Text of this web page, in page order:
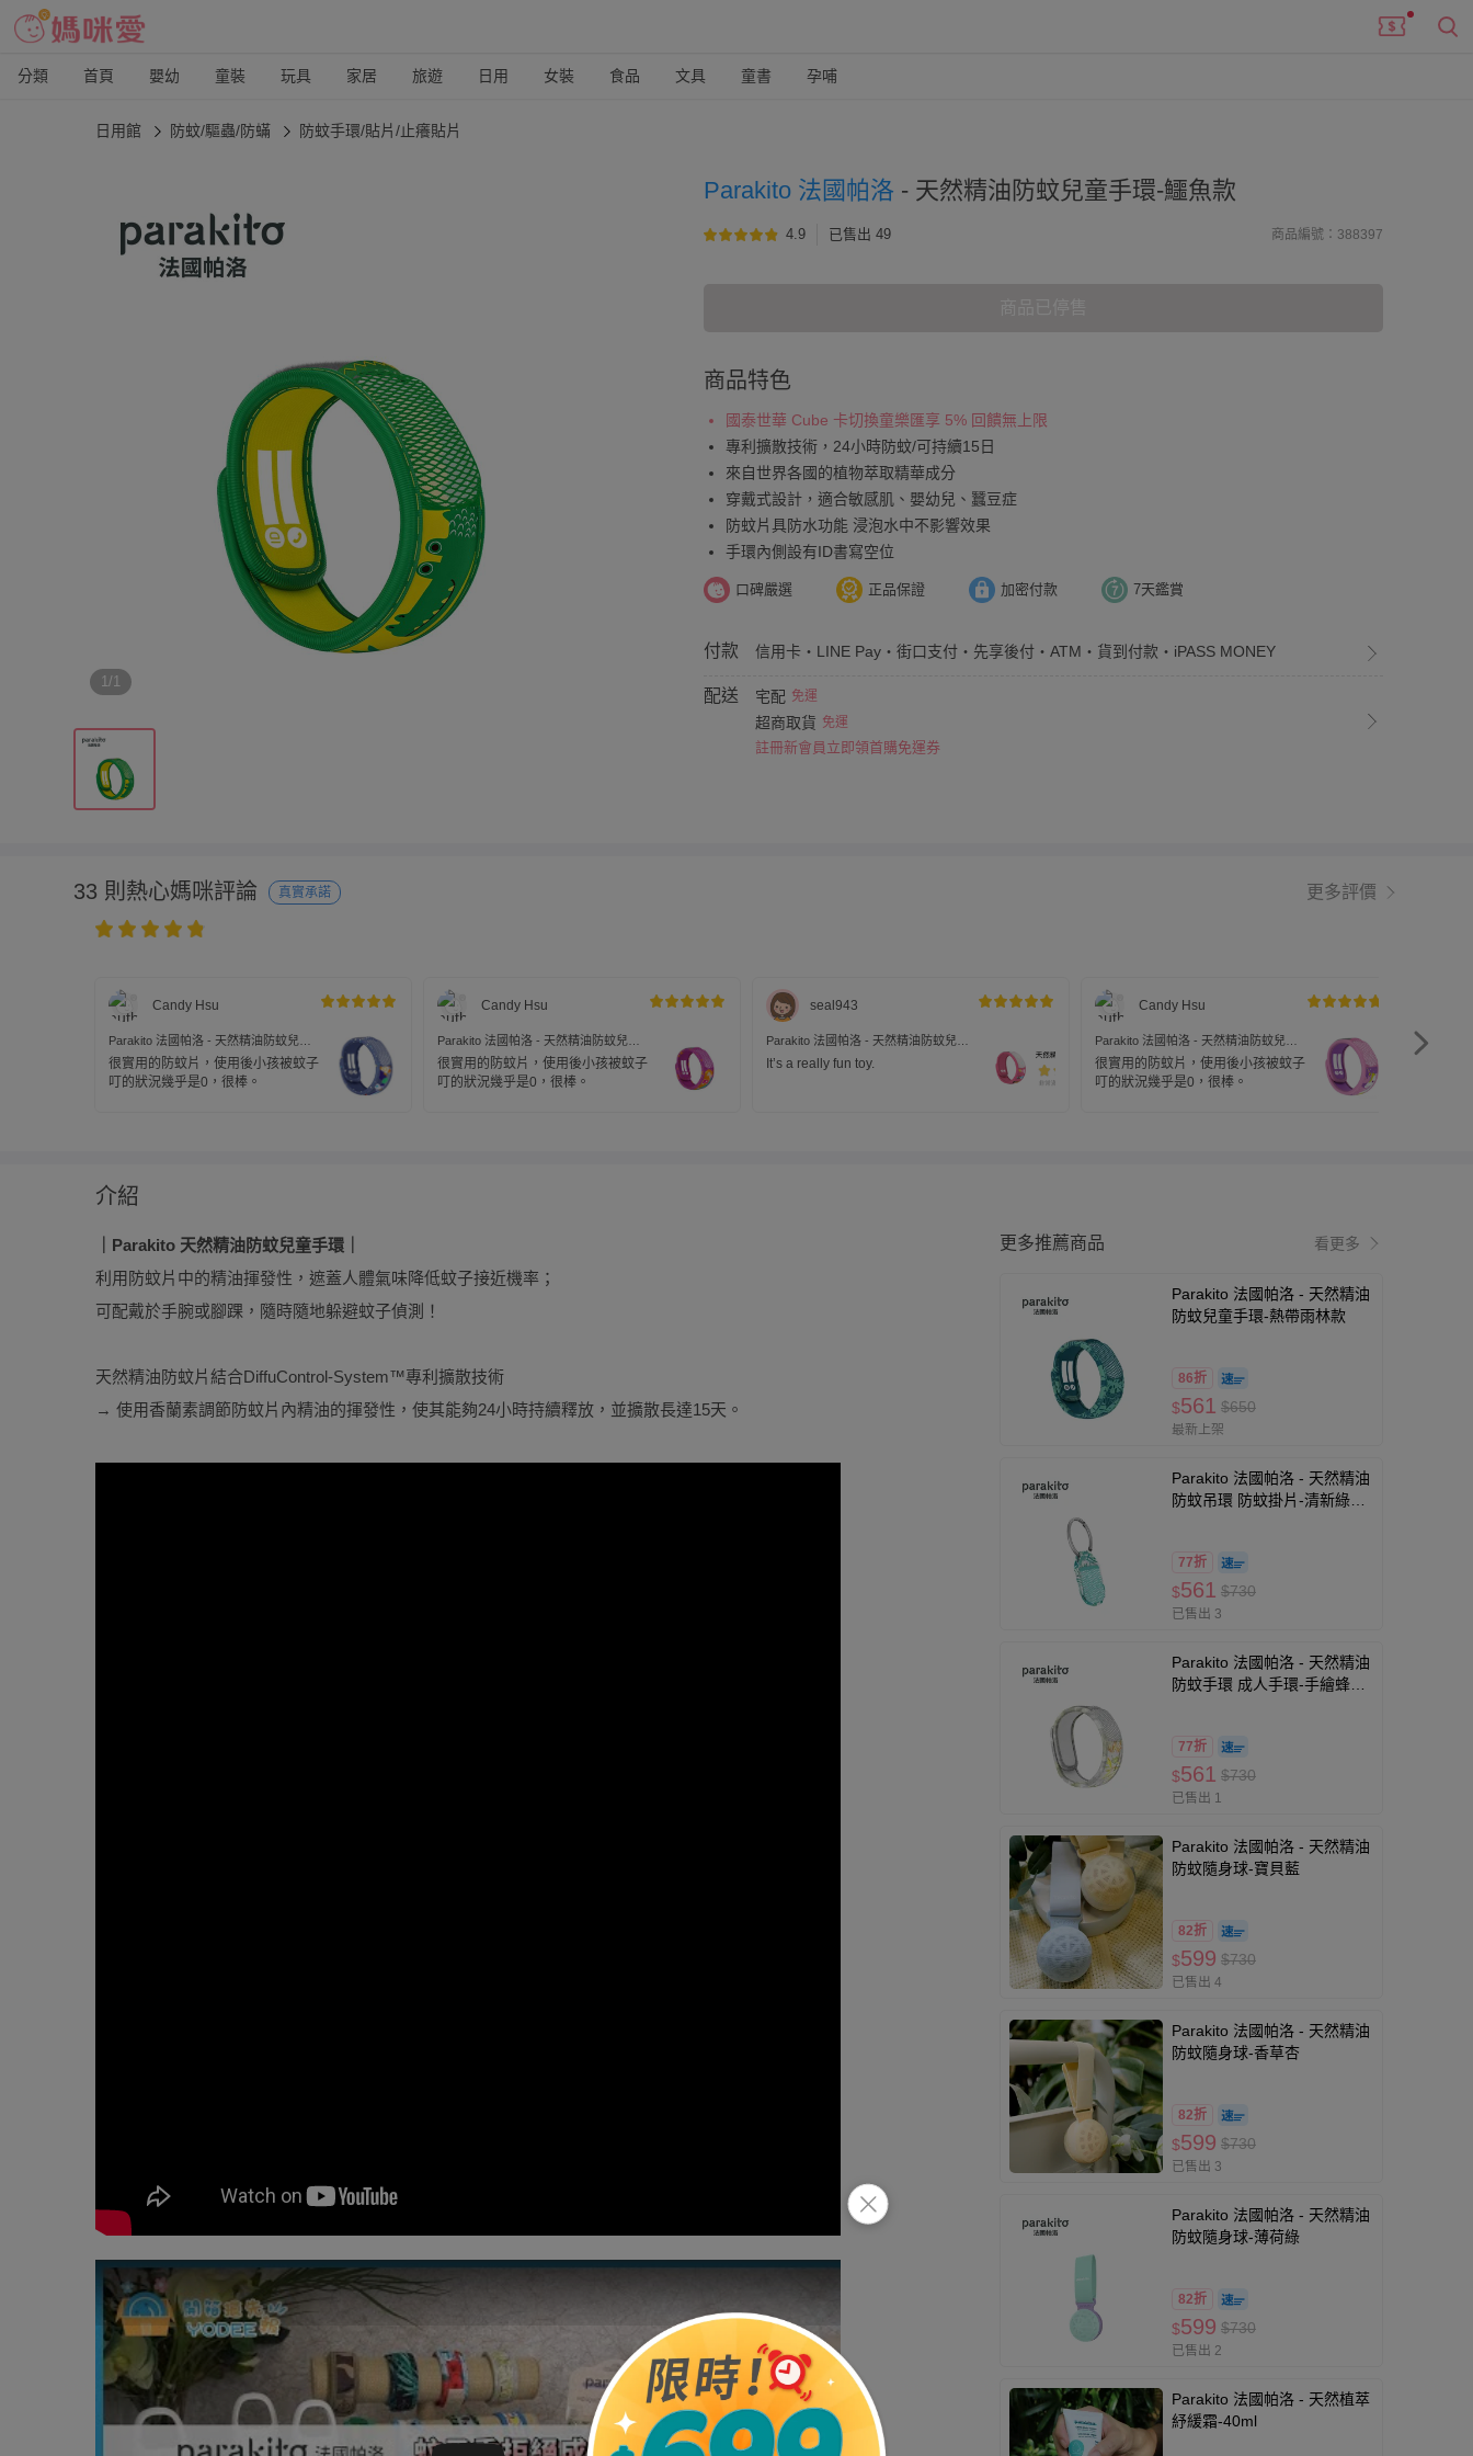
分類 首頁 嬰幼 童裝 玩具 家居 旅遊 日用 女裝 食品 文具 童書 孕哺
日用館 防蚊/驅蟲/防蟎 防蚊手環/貼片/止癢貼片
1/1
Parakito 法國帕洛 - 天然精油防蚊兒童手環-鱷魚款
4.9 已售出 49 商品編號：388397
商品特色
國泰世華 Cube 卡切換童樂匯享 5% 回饋無上限
專利擴散技術，24小時防蚊/可持續15日
來自世界各國的植物萃取精華成分
穿戴式設計，適合敏感肌、嬰幼兒、蠶豆症
防蚊片具防水功能 浸泡水中不影響效果
手環內側設有ID書寫空位
口碑嚴選 正品保證 加密付款 7天鑑賞
付款 信用卡・LINE Pay・街口支付・先享後付・ATM・貨到付款・iPASS MONEY
配送 宅配 免運
超商取貨 免運
註冊新會員立即領首購免運券
33 則熱心媽咪評論 真實承諾 更多評價
Candy Hsu
Parakito 法國帕洛 - 天然精油防蚊兒童
手環-星際太空款
很實用的防蚊片，使用後小孩被蚊子
叮的狀況幾乎是0，很棒。
Candy Hsu
Parakito 法國帕洛 - 天然精油防蚊兒童
手環-小美人魚款
很實用的防蚊片，使用後小孩被蚊子
叮的狀況幾乎是0，很棒。
seal943
Parakito 法國帕洛 - 天然精油防蚊兒童
手環-公主款
It’s a really fun toy.
Candy Hsu
Parakito 法國帕洛 - 天然精油防蚊兒童
手環-獨角獸款
很實用的防蚊片，使用後小孩被蚊子
叮的狀況幾乎是0，很棒。
Parakito
介紹
｜Parakito 天然精油防蚊兒童手環｜
利用防蚊片中的精油揮發性，遮蓋人體氣味降低蚊子接近機率；
可配戴於手腕或腳踝，隨時隨地躲避蚊子偵測！
天然精油防蚊片結合DiffuControl-System™專利擴散技術
→ 使用香蘭素調節防蚊片內精油的揮發性，使其能夠24小時持續釋放，並擴散長達15天。
更多推薦商品 看更多
Parakito 法國帕洛 - 天然精油
防蚊兒童手環-熱帶雨林款
86折
$561 $650
最新上架
Parakito 法國帕洛 - 天然精油
防蚊吊環 防蚊掛片-清新綠意
77折
$561 $730
已售出 3
Parakito 法國帕洛 - 天然精油
防蚊手環 成人手環-手繪蜂鳥
77折
$561 $730
已售出 1
Parakito 法國帕洛 - 天然精油
防蚊隨身球-寶貝藍
82折
$599 $730
已售出 4
Parakito 法國帕洛 - 天然精油
防蚊隨身球-香草杏
82折
$599 $730
已售出 3
Parakito 法國帕洛 - 天然精油
防蚊隨身球-薄荷綠
82折
$599 $730
已售出 2
Parakito 法國帕洛 - 天然植萃
紓緩霜-40ml